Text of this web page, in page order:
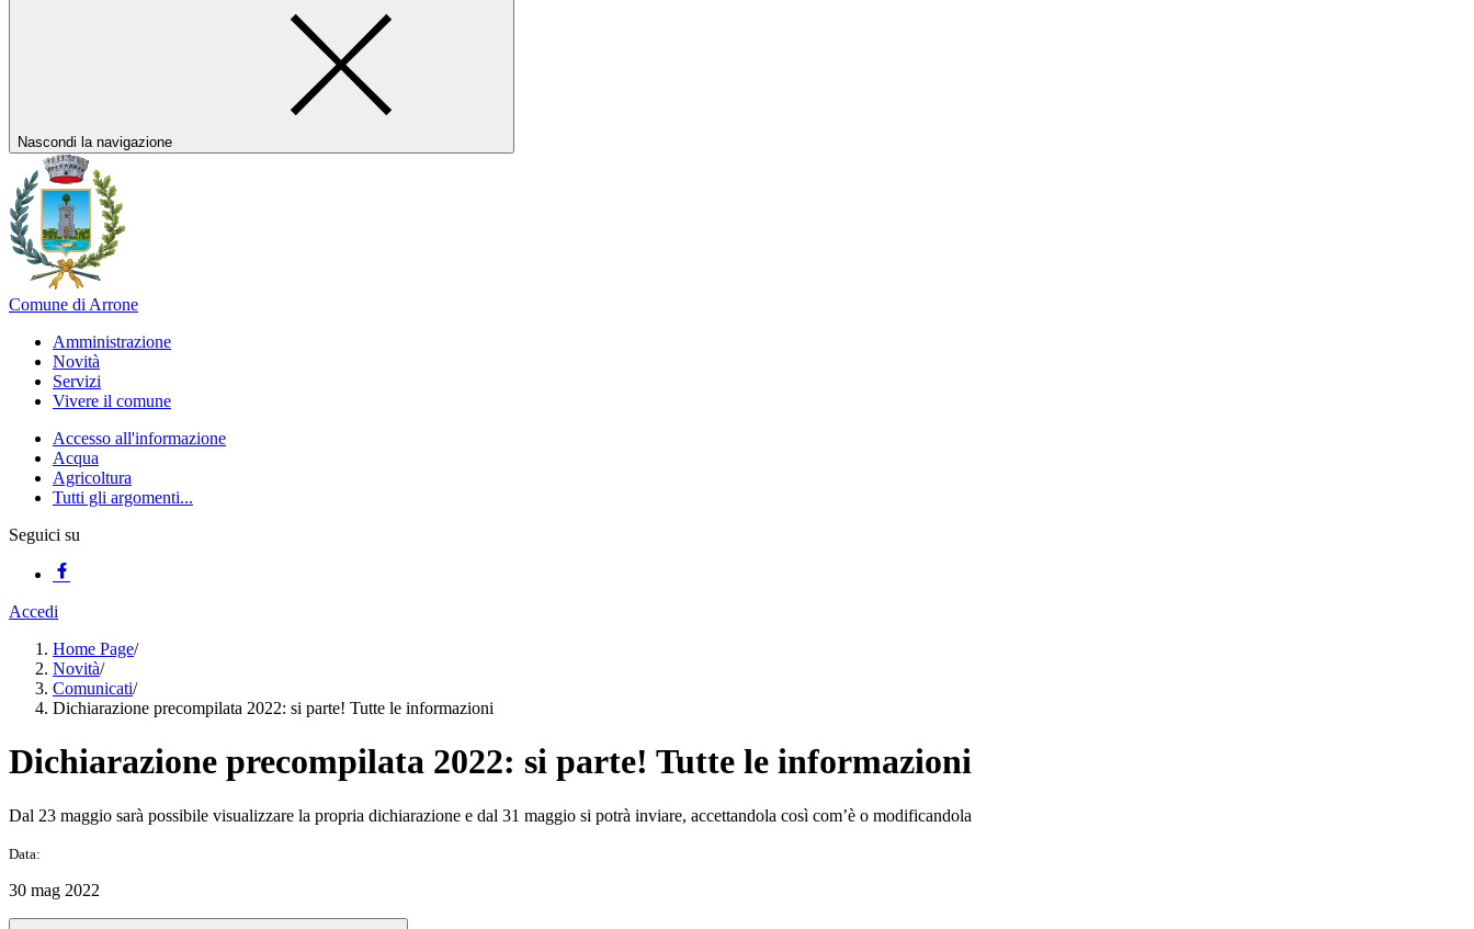
Nascondi la navigazione
Comune di Arrone
Amministrazione
Novità
Servizi
Vivere il comune
Accesso all'informazione
Acqua
Agricoltura
Tutti gli argomenti...
Seguici su
Accedi
Home Page/
Novità/
Comunicati/
Dichiarazione precompilata 2022: si parte! Tutte le informazioni
Dichiarazione precompilata 2022: si parte! Tutte le informazioni
Dal 23 maggio sarà possibile visualizzare la propria dichiarazione e dal 31 maggio si potrà inviare, accettandola così com’è o modificandola
Data:
30 mag 2022